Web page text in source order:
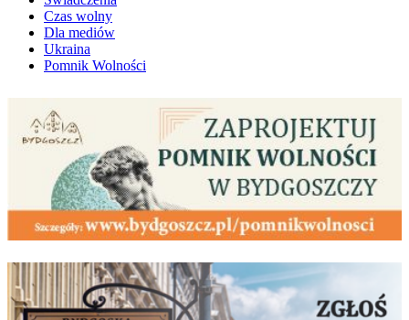
Czas wolny
Dla mediów
Ukraina
Pomnik Wolności